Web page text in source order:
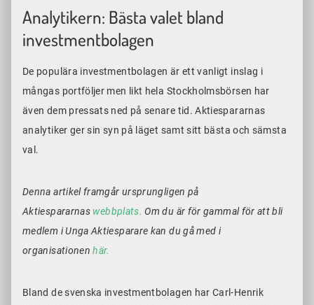
Analytikern: Bästa valet bland
investmentbolagen
De populära investmentbolagen är ett vanligt inslag i
mångas portföljer men likt hela Stockholmsbörsen har
även dem pressats ned på senare tid. Aktiespararnas
analytiker ger sin syn på läget samt sitt bästa och sämsta
val.
Denna artikel framgår ursprungligen på
Aktiespararnas webbplats. Om du är för gammal för att bli
medlem i Unga Aktiesparare kan du gå med i
organisationenhär.
Bland de svenska investmentbolagen har Carl-Henrik